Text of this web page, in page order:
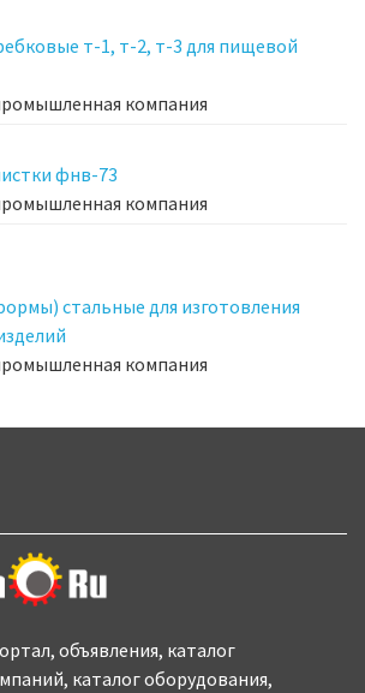
т-1, т-2, т-3 для пищевой
компания
фнв-73
компания
стальные для изготовления
компания
объявления, каталог
каталог оборудования,